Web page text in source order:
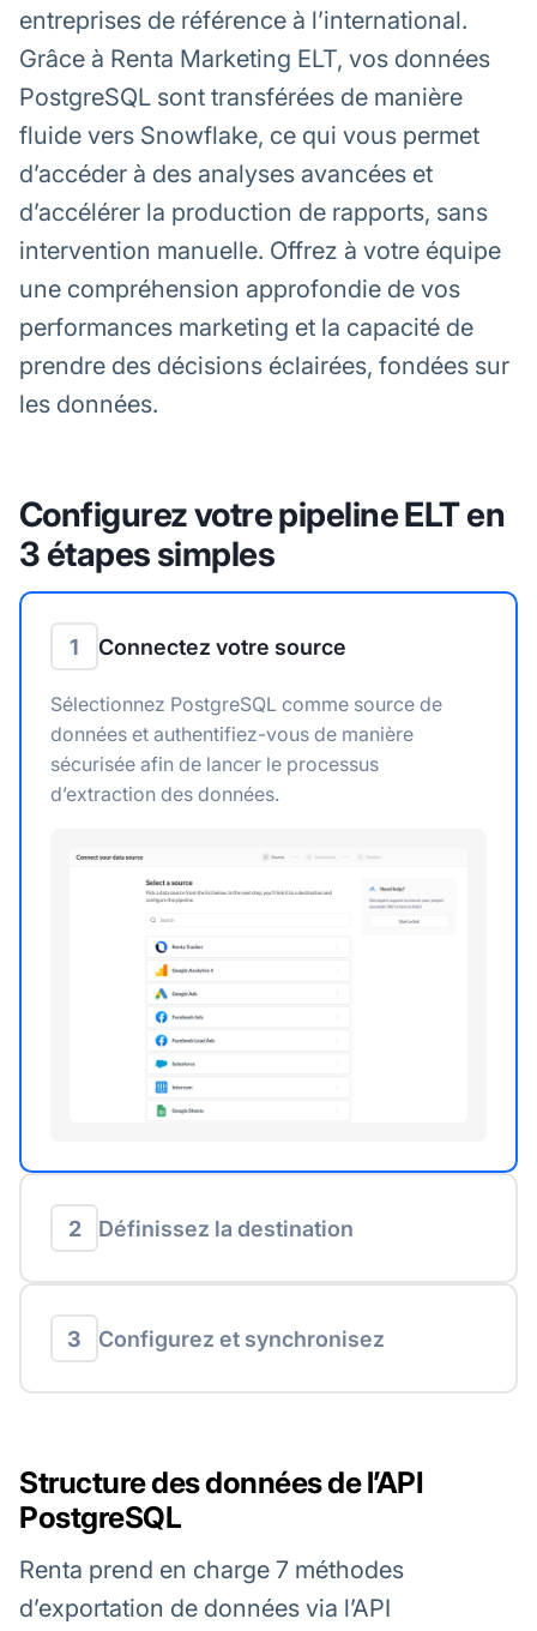
entreprises de référence à l’international.
Grâce à Renta Marketing ELT, vos données
PostgreSQL sont transférées de manière
fluide vers Snowflake, ce qui vous permet
d’accéder à des analyses avancées et
d’accélérer la production de rapports, sans
intervention manuelle. Offrez à votre équipe
une compréhension approfondie de vos
performances marketing et la capacité de
prendre des décisions éclairées, fondées sur
les données.
Configurez votre pipeline ELT en
3 étapes simples
1 Connectez votre source
Sélectionnez PostgreSQL comme source de
données et authentifiez-vous de manière
sécurisée afin de lancer le processus
d’extraction des données.
2 Définissez la destination
3 Configurez et synchronisez
Structure des données de l’API
PostgreSQL
Renta prend en charge 7 méthodes
d’exportation de données via l’API